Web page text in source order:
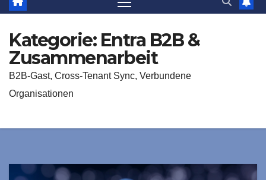
Kategorie: Entra B2B &
Zusammenarbeit
B2B-Gast, Cross-Tenant Sync, Verbundene
Organisationen